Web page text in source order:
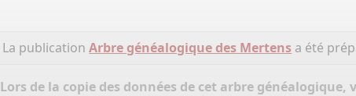
La publicationArbre généalogique des Mertens a été
Lors de la copie des données de cet arbre